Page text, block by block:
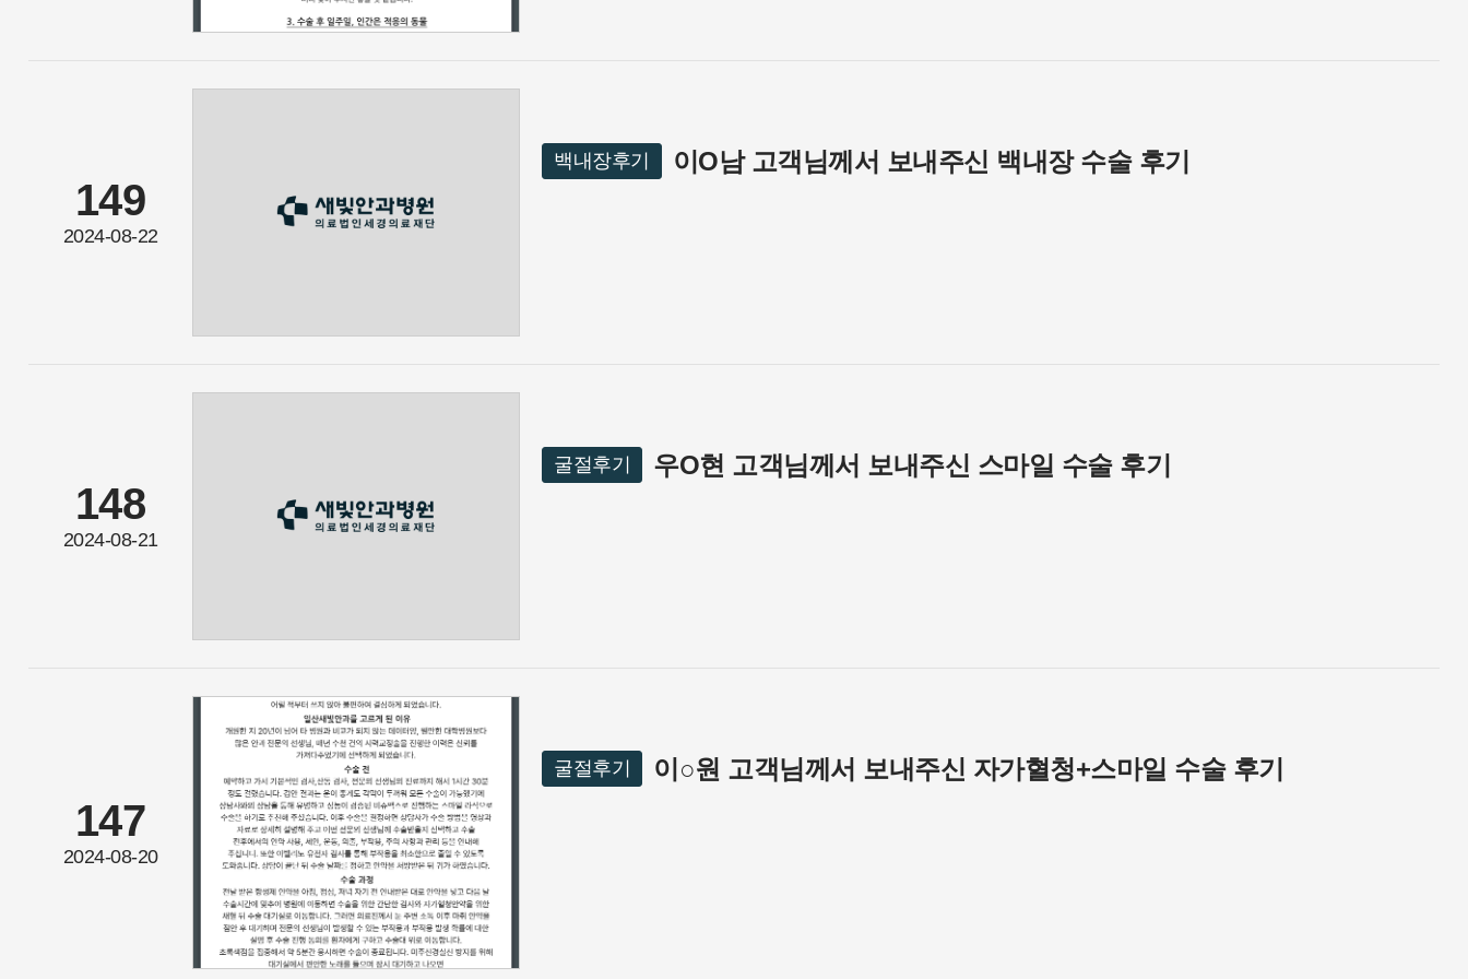
149
2024-08-22
백내장후기 이O남 고객님께서 보내주신 백내장 수술 후기
148
2024-08-21
굴절후기 우O현 고객님께서 보내주신 스마일 수술 후기
147
2024-08-20
굴절후기 이○원 고객님께서 보내주신 자가혈청+스마일 수술 후기